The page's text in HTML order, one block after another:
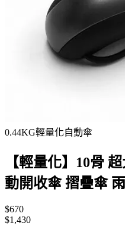
0.44KG輕量化自動傘
【輕量化】10骨
動開收傘 摺疊傘
$670
$1,430